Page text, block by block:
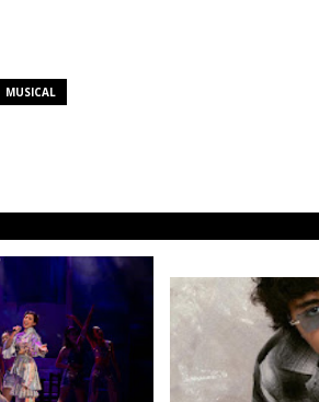
MUSICAL